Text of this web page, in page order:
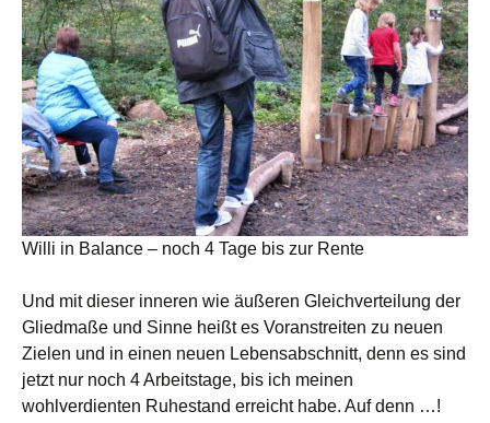
Willi in Balance – noch 4 Tage bis zur Rente
Und mit dieser inneren wie äußeren Gleichverteilung der
Gliedmaße und Sinne heißt es Voranstreiten zu neuen
Zielen und in einen neuen Lebensabschnitt, denn es sind
jetzt nur noch 4 Arbeitstage, bis ich meinen
wohlverdienten Ruhestand erreicht habe. Auf denn …!